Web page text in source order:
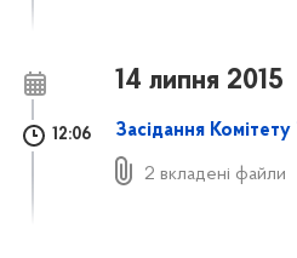
14 липня 2015
12:06 Засідання
2 вкладені файли